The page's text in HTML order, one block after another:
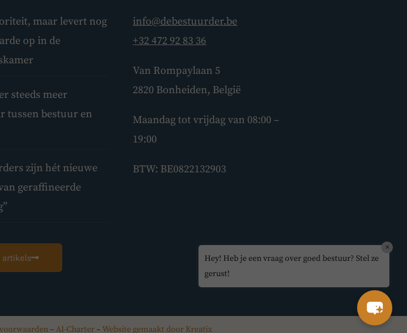
maar levert nog
op in de
steeds meer
tussen bestuur en
zijn hét nieuwe
geraffineerde
artikels
info@debestuurder.be
+32 472 92 83 36
Van Rompaylaan 5
2820 Bonheiden, België
Maandag tot vrijdag van 08:00 –
19:00
BTW: BE0822132903
–AI-Charter– Website gemaakt door Kreatix
Hey! Heb je een vraag over goed
bestuur? Stel ze gerust!
Hey! Heb je een vraag over goed bestuur? Stel ze
gerust!
×